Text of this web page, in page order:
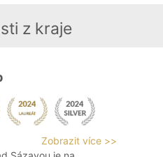
z kraje
Zobrazit více >>